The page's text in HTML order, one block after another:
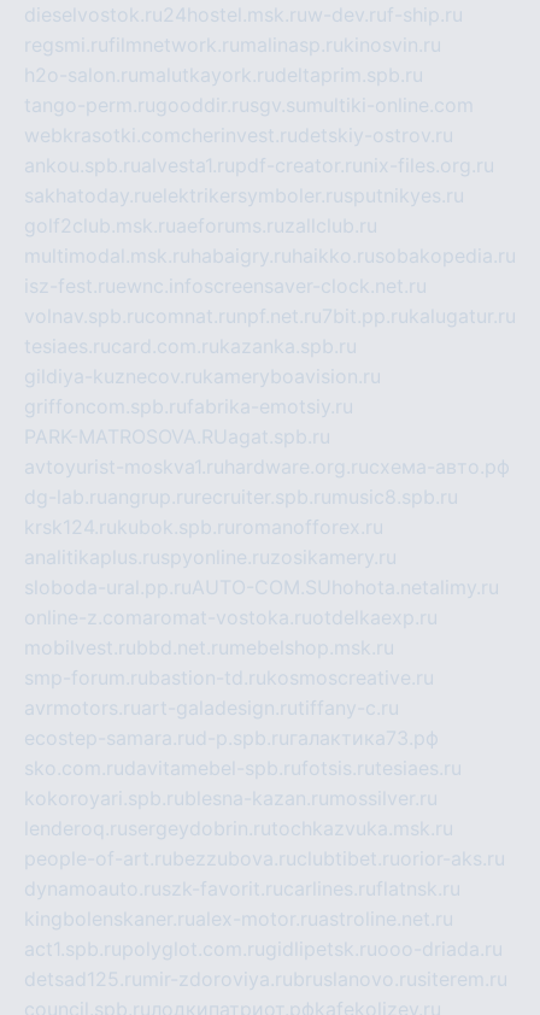
dieselvostok.ru24hostel.msk.ruw-dev.ruf-ship.ru
regsmi.rufilmnetwork.ru malinasp.rukinosvin.ru
h2o-salon.ru malutkayork.rudeltaprim.spb.ru
tango-perm.rugooddir.rusgv.su multiki-online.com
webkrasotki.comcherinvest.rudetskiy-ostrov.ru
ankou.spb.rualvesta1.rupdf-creator.ru nix-files.org.ru
sakhatoday.ruelektrikersymboler.rusputnikyes.ru
golf2club.msk.ruaeforums.ruzallclub.ru
multimodal.msk.ru habaigry.ru haikko.rusobakopedia.ru
isz-fest.ruewnc.infoscreensaver-clock.net.ru
volnav.spb.rucomnat.ru npf.net.ru 7bit.pp.rukalugatur.ru
tesiaes.rucard.com.rukazanka.spb.ru
gildiya-kuznecov.rukameryboavision.ru
griffoncom.spb.rufabrika-emotsiy.ru
PARK-MATROSOVA.RUagat.spb.ru
avtoyurist-moskva1.ru hardware.org.ruсхема-авто.рф
dg-lab.ruangrup.ru recruiter.spb.ru music8.spb.ru
krsk124.rukubok.spb.ru romanofforex.ru
analitikaplus.ruspyonline.ruzosikamery.ru
sloboda-ural.pp.ruAUTO-COM.SU hohota.net alimy.ru
online-z.comaromat-vostoka.ruotdelkaexp.ru
mobilvest.rubbd.net.ru mebelshop.msk.ru
smp-forum.rubastion-td.rukosmoscreative.ru
avrmotors.ruart-galadesign.rutiffany-c.ru
ecostep-samara.rud-p.spb.ru галактика73.рф
sko.com.rudavitamebel-spb.rufotsis.rutesiaes.ru
kokoroyari.spb.rublesna-kazan.ru mossilver.ru
lenderoq.rusergeydobrin.rutochkazvuka.msk.ru
people-of-art.rubezzubova.ruclubtibet.ruorior-aks.ru
dynamoauto.ruszk-favorit.rucarlines.ruflatnsk.ru
kingbolenskaner.rualex-motor.ruastroline.net.ru
act1.spb.rupolyglot.com.rugidlipetsk.ruooo-driada.ru
detsad125.ru mir-zdoroviya.rubruslanovo.rusiterem.ru
council.spb.ruлодкипатриот.рфkafekolizey.ru